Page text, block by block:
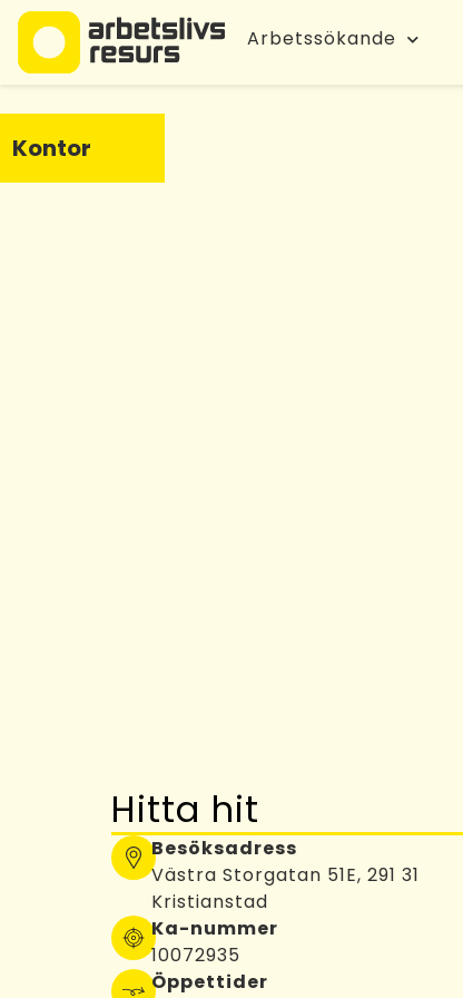
Arbetssökande
Kontor
Hitta hit
Besöksadress
Västra Storgatan 51E, 291 31
Kristianstad
Ka-nummer
10072935
Öppettider